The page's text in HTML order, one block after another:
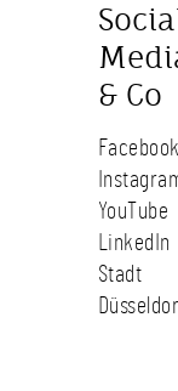
& Co
YouTube
LinkedIn
Stadt